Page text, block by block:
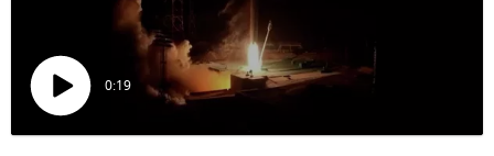
Воспроизвести
0:19